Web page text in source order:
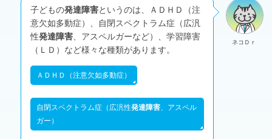
ネコＤｒ
子どもの発達障害というのは、ＡＤＨＤ（注
意欠如多動症）、自閉スペクトラム症（広汎
性発達障害、アスペルガーなど）、学習障害
（ＬＤ）など様々な種類があります。
ＡＤＨＤ（注意欠如多動症）
自閉スペクトラム症（広汎性発達障害、アスペル
ガー）